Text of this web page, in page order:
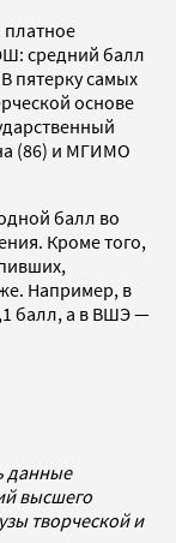
платное
средний балл
пятерку самых
основе
(86) и МГИМО
балл во
Кроме того,
Например, в
балл, а в ВШЭ —
данные
высшего
творческой и